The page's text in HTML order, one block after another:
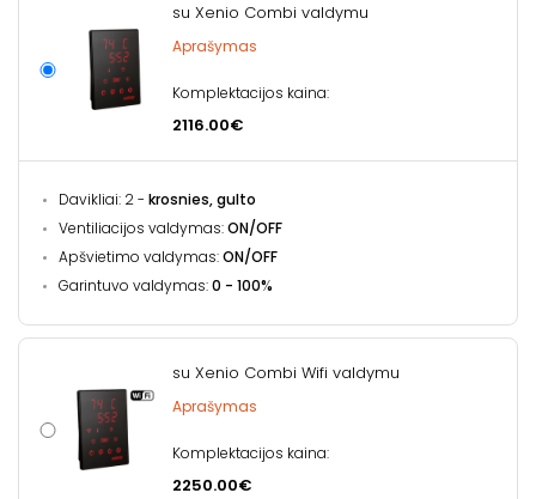
su Xenio Combi valdymu
Aprašymas
Komplektacijos kaina:
2116.00€
Davikliai: 2 - krosnies, gulto
Ventiliacijos valdymas:ON/OFF
Apšvietimo valdymas:ON/OFF
Garintuvo valdymas:0 - 100%
su Xenio Combi Wifi valdymu
Aprašymas
Komplektacijos kaina:
2250.00€